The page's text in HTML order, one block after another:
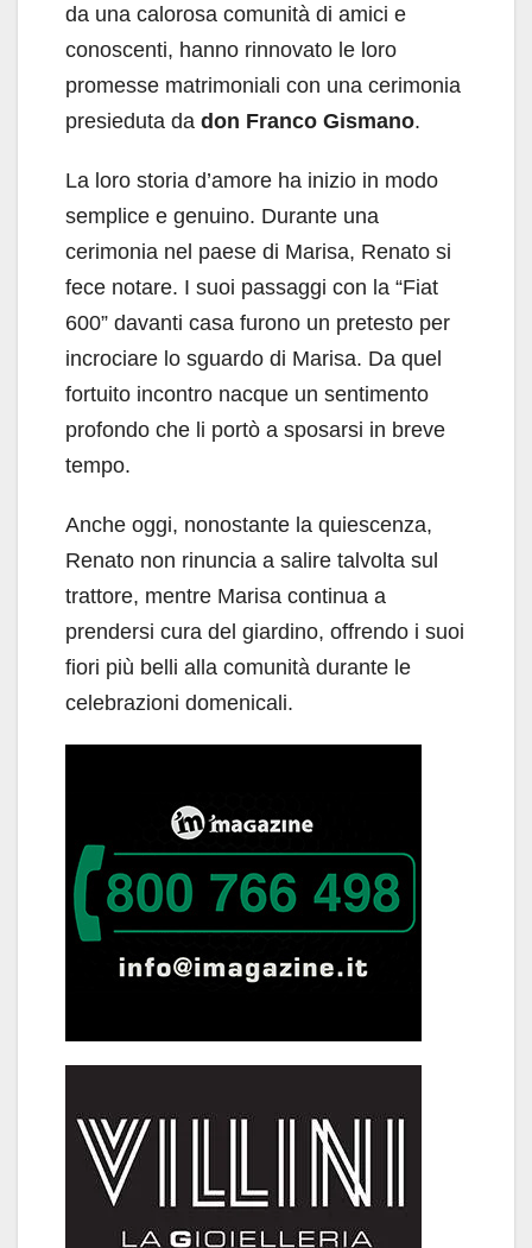
da una calorosa comunità di amici e
conoscenti, hanno rinnovato le loro
promesse matrimoniali con una cerimonia
presieduta da don Franco Gismano.
La loro storia d’amore ha inizio in modo
semplice e genuino. Durante una
cerimonia nel paese di Marisa, Renato si
fece notare. I suoi passaggi con la “Fiat
600” davanti casa furono un pretesto per
incrociare lo sguardo di Marisa. Da quel
fortuito incontro nacque un sentimento
profondo che li portò a sposarsi in breve
tempo.
Anche oggi, nonostante la quiescenza,
Renato non rinuncia a salire talvolta sul
trattore, mentre Marisa continua a
prendersi cura del giardino, offrendo i suoi
fiori più belli alla comunità durante le
celebrazioni domenicali.